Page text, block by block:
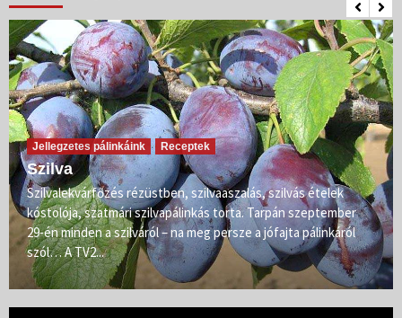
Jellegzetes pálinkáink Receptek
Szilva
Szilvalekvárfőzés rézüstben, szilvaaszalás, szilvás ételek
kóstolója, szatmári szilvapálinkás torta. Tarpán szeptember
29-én minden a szilváról – na meg persze a jófajta pálinkáról
szól… A TV2...